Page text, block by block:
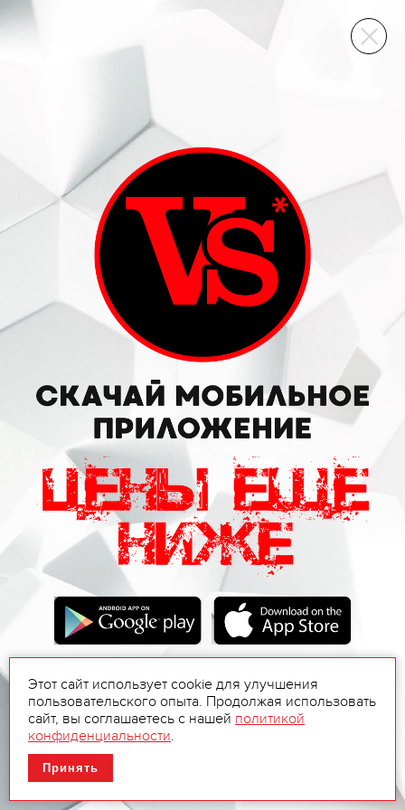
ВИННЫЙ СКЛАД
Этот сайт использует cookie для улучшения
пользовательского опыта. Продолжая использовать
сайт, вы соглашаетесь с нашей политикой
конфиденциальности.
Принять